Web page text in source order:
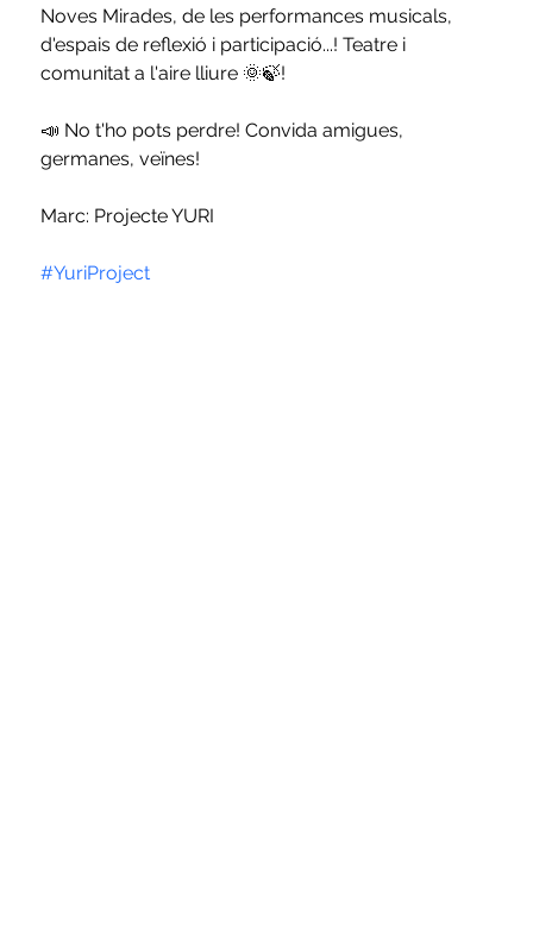
Noves Mirades, de les performances musicals,
d'espais de reflexió i participació...! Teatre i
comunitat a l'aire lliure 🌞🍃!
📣 No t'ho pots perdre! Convida amigues,
germanes, veïnes!
Marc: Projecte YURI
#YuriProject